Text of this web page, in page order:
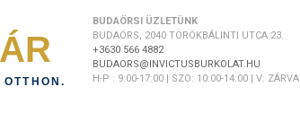
BUDAÖRSI ÜZLETÜNK
BUDAÖRS, 2040 TÖRÖKBÁLINTI UTCA 23.
+3630 566 4882
BUDAORS@INVICTUSBURKOLAT.HU
H-P : 9:00-17:00 | SZO: 10:00-14:00 | V: ZÁRVA